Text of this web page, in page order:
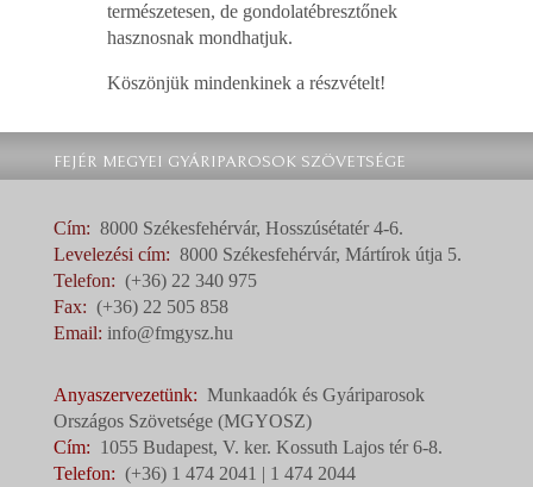
természetesen, de gondolatébresztőnek
hasznosnak mondhatjuk.
Köszönjük mindenkinek a részvételt!
FEJÉR MEGYEI GYÁRIPAROSOK SZÖVETSÉGE
Cím: 8000 Székesfehérvár, Hosszúsétatér 4-6.
Levelezési cím: 8000 Székesfehérvár, Mártírok útja 5.
Telefon: (+36) 22 340 975
Fax: (+36) 22 505 858
Email: info@fmgysz.hu
Anyaszervezetünk: Munkaadók és Gyáriparosok
Országos Szövetsége (MGYOSZ)
Cím: 1055 Budapest, V. ker. Kossuth Lajos tér 6-8.
Telefon: (+36) 1 474 2041 | 1 474 2044